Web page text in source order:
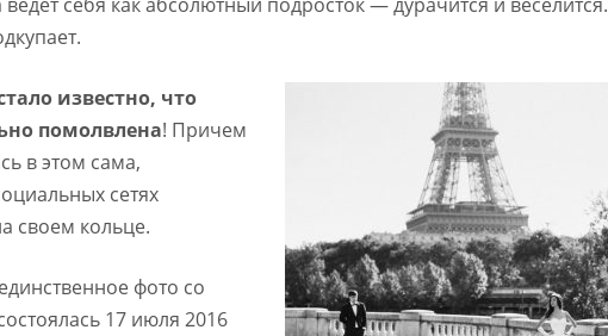
известно, что
помолвлена! Причем
в этом сама,
сетях
своем кольце.
фото со
17 июля 2016